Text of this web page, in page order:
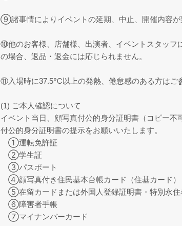
⑨諸事情によりイベントの延期、中止、開催内容が
⑩他のお客様、店舗様、出演者、イベントスタッフ
の場合、返品・返金には応じられません。
⑪入場時に37.5℃以上の発熱、倦怠感のある方はご
(1) ご本人確認について
イベント当日、顔写真付公的身分証明書（コピー
付公的身分証明書の提示をお願いいたします。
①運転免許証
②学生証
③パスポート
④顔写真付き住民基本台帳カード（住基カード）
⑤在留カードまたは外国人登録証明書・特別永住
⑥障害者手帳
⑦マイナンバーカード